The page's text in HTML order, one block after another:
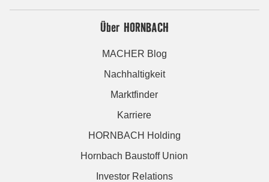
Über HORNBACH
MACHER Blog
Nachhaltigkeit
Marktfinder
Karriere
HORNBACH Holding
Hornbach Baustoff Union
Investor Relations